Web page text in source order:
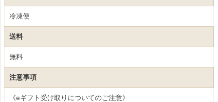
冷凍便
送料
無料
注意事項
《eギフト受け取りについてのご注意》